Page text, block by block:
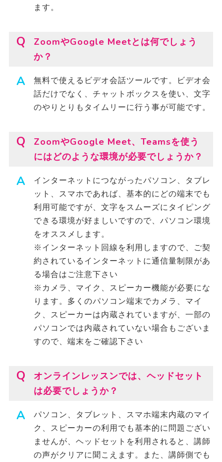
ます。
ZoomやGoogle Meetとは何でしょう
か？
無料で使えるビデオ会話ツールです。ビデオ会
話だけでなく、チャットボックスを使い、文字
のやりとりもタイムリーに行う事が可能です。
ZoomやGoogle Meet、Teamsを使う
にはどのような環境が必要でしょうか？
インターネットにつながったパソコン、タブレ
ット、スマホであれば、基本的にどの端末でも
利用可能ですが、文字をスムーズにタイピング
できる環境が好ましいですので、パソコン環境
をオススメします。
※インターネット回線を利用しますので、ご契
約されているインターネットに通信量制限があ
る場合はご注意下さい
※カメラ、マイク、スピーカー機能が必要にな
ります。多くのパソコン端末でカメラ、マイ
ク、スピーカーは内蔵されていますが、一部の
パソコンでは内蔵されていない場合もございま
すので、端末をご確認下さい
オンラインレッスンでは、ヘッドセット
は必要でしょうか？
パソコン、タブレット、スマホ端末内蔵のマイ
ク、スピーカーの利用でも基本的に問題ござい
ませんが、ヘッドセットを利用されると、講師
の声がクリアに聞こえます。また、講師側でも